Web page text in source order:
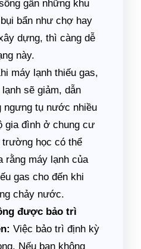
gần những khu
bẩn như chợ hay
dựng, thì càng dễ
này.
máy lạnh thiếu gas,
sẽ giảm, dẫn
ngưng tụ nước nhiều
gia đình ở chung cư
trường học có thể
rằng máy lạnh của
gas cho đến khi
chảy nước.
được bảo trì
Việc bảo trì định kỳ
Nếu bạn không